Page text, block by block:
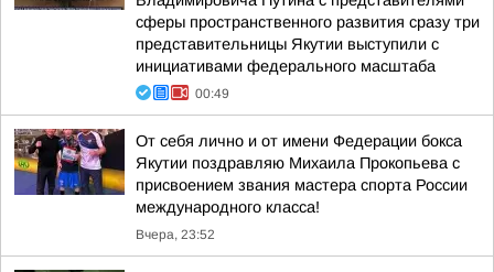
сферы пространственного развития сразу три
представительницы Якутии выступили с
инициативами федерального масштаба
00:49
От себя лично и от имени Федерации бокса
Якутии поздравляю Михаила Прокопьева с
присвоением звания мастера спорта России
международного класса!
Вчера, 23:52